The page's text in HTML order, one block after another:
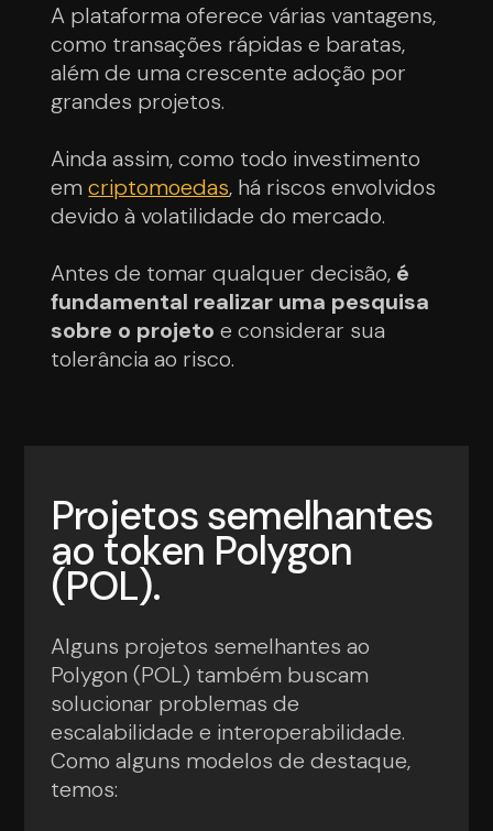
A plataforma oferece várias vantagens,
como transações rápidas e baratas,
além de uma crescente adoção por
grandes projetos.
Ainda assim, como todo investimento
emcriptomoedas, há riscos envolvidos
devido à volatilidade do mercado.
Antes de tomar qualquer decisão, é
fundamental realizar uma pesquisa
sobre o projeto e considerar sua
tolerância ao risco.
Projetos semelhantes
ao token Polygon
(POL).
Alguns projetos semelhantes ao
Polygon (POL) também buscam
solucionar problemas de
escalabilidade e interoperabilidade.
Como alguns modelos de destaque,
temos: